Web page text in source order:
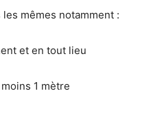
mêmes notamment :
et en tout lieu
1 mètre